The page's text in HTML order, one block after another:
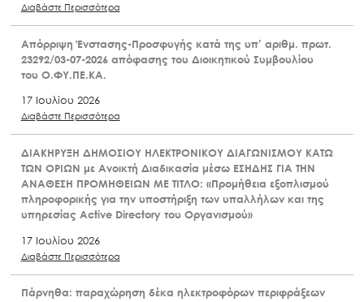
Διαβάστε Περισσότερα
Απόρριψη Ένστασης-Προσφυγής κατά της υπ’ αριθμ. πρωτ.
23292/03-07-2026 απόφασης του Διοικητικού Συμβουλίου
του Ο.ΦΥ.ΠΕ.ΚΑ.
17 Ιουλίου 2026
Διαβάστε Περισσότερα
ΔΙΑΚΗΡΥΞΗ ΔΗΜΟΣΙΟΥ ΗΛΕΚΤΡΟΝΙΚΟΥ ΔΙΑΓΩΝΙΣΜΟΥ ΚΑΤΩ
ΤΩΝ ΟΡΙΩΝ με Ανοικτή Διαδικασία μέσω ΕΣΗΔΗΣ ΓΙΑ ΤΗΝ
ΑΝΑΘΕΣΗ ΠΡΟΜΗΘΕΙΩΝ ΜΕ ΤΙΤΛΟ: «Προμήθεια εξοπλισμού
πληροφορικής για την υποστήριξη των υπαλλήλων και της
υπηρεσίας Active Directory του Οργανισμού»
17 Ιουλίου 2026
Διαβάστε Περισσότερα
Πάρνηθα: παραχώρηση δέκα ηλεκτροφόρων περιφράξεων